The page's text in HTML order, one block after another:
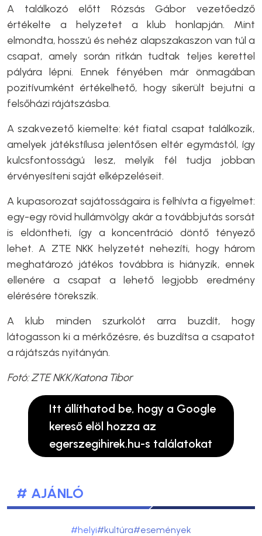
A találkozó előtt Rózsás Gábor vezetőedző
értékelte a helyzetet a klub honlapján. Mint
elmondta, hosszú és nehéz alapszakaszon van túl a
csapat, amely során ritkán tudtak teljes kerettel
pályára lépni. Ennek fényében már önmagában
pozitívumként értékelhető, hogy sikerült bejutni a
felsőházi rájátszásba.
A szakvezető kiemelte: két fiatal csapat találkozik,
amelyek játékstílusa jelentősen eltér egymástól, így
kulcsfontosságú lesz, melyik fél tudja jobban
érvényesíteni saját elképzeléseit.
A kupasorozat sajátosságaira is felhívta a figyelmet:
egy-egy rövid hullámvölgy akár a továbbjutás sorsát
is eldöntheti, így a koncentráció döntő tényező
lehet. A ZTE NKK helyzetét nehezíti, hogy három
meghatározó játékos továbbra is hiányzik, ennek
ellenére a csapat a lehető legjobb eredmény
elérésére törekszik.
A klub minden szurkolót arra buzdít, hogy
látogasson ki a mérkőzésre, és buzdítsa a csapatot
a rájátszás nyitányán.
Fotó: ZTE NKK/Katona Tibor
Itt állíthatod be, hogy a Google
kereső elöl hozza az
egerszegihirek.hu-s találatokat
# AJÁNLÓ
#helyi#kultúra#események